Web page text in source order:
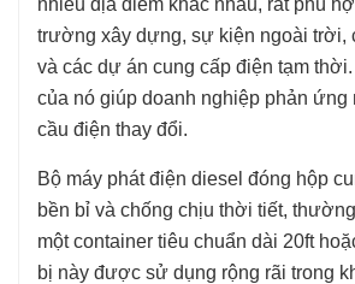
nhiều địa điểm khác nhau, rất phù
trường xây dựng, sự kiện ngoài trời,
và các dự án cung cấp điện tạm
của nó giúp doanh nghiệp phản ứng
cầu điện thay đổi.
Bộ máy phát điện diesel đóng hộp
bền bỉ và chống chịu thời tiết,
một container tiêu chuẩn dài 20ft
bị này được sử dụng rộng rãi trong